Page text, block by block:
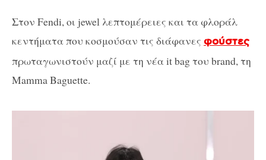
Στον Fendi, οι jewel λεπτομέρειες και τα φλοράλ
κεντήματα που κοσμούσαν τις διάφανες φούστες
πρωταγωνιστούν μαζί με τη νέα it bag του brand, τη
Mamma Baguette.